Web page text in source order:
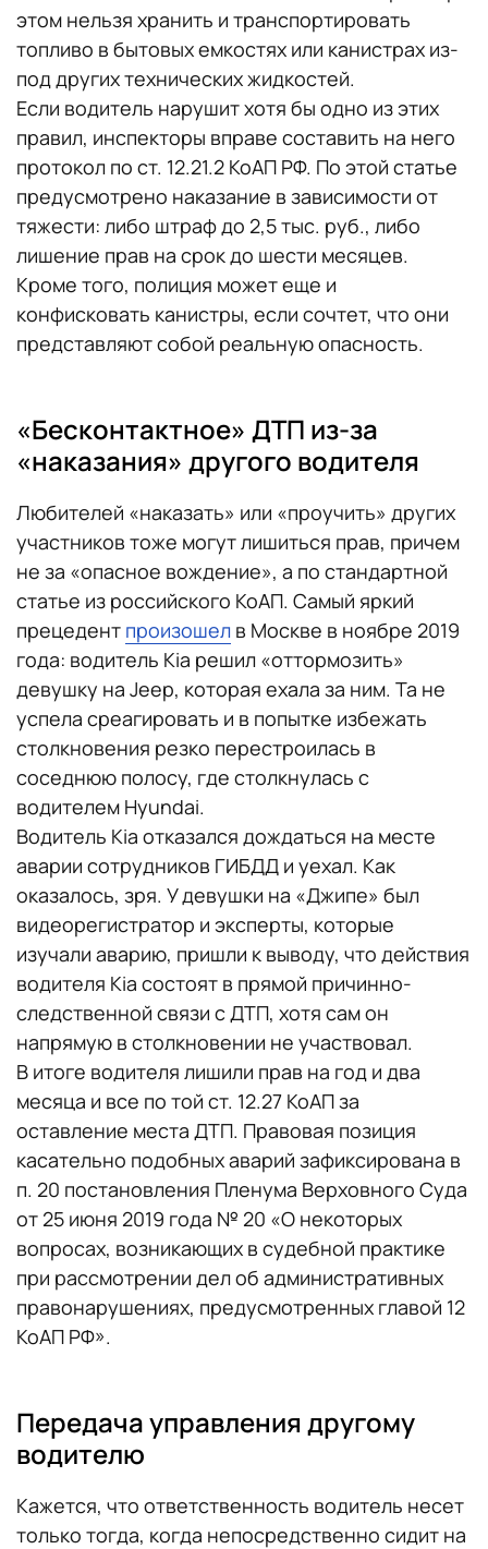
этом нельзя хранить и транспортировать
топливо в бытовых емкостях или канистрах из-
под других технических жидкостей.
Если водитель нарушит хотя бы одно из этих
правил, инспекторы вправе составить на него
протокол по ст. 12.21.2 КоАП РФ. По этой статье
предусмотрено наказание в зависимости от
тяжести: либо штраф до 2,5 тыс. руб., либо
лишение прав на срок до шести месяцев.
Кроме того, полиция может еще и
конфисковать канистры, если сочтет, что они
представляют собой реальную опасность.
«Бесконтактное» ДТП из-за
«наказания» другого водителя
Любителей «наказать» или «проучить» других
участников тоже могут лишиться прав, причем
не за «опасное вождение», а по стандартной
статье из российского КоАП. Самый яркий
прецедент произошел в Москве в ноябре 2019
года: водитель Kia решил «оттормозить»
девушку на Jeep, которая ехала за ним. Та не
успела среагировать и в попытке избежать
столкновения резко перестроилась в
соседнюю полосу, где столкнулась с
водителем Hyundai.
Водитель Kia отказался дождаться на месте
аварии сотрудников ГИБДД и уехал. Как
оказалось, зря. У девушки на «Джипе» был
видеорегистратор и эксперты, которые
изучали аварию, пришли к выводу, что действия
водителя Kia состоят в прямой причинно-
следственной связи с ДТП, хотя сам он
напрямую в столкновении не участвовал.
В итоге водителя лишили прав на год и два
месяца и все по той ст. 12.27 КоАП за
оставление места ДТП. Правовая позиция
касательно подобных аварий зафиксирована в
п. 20 постановления Пленума Верховного Суда
от 25 июня 2019 года № 20 «О некоторых
вопросах, возникающих в судебной практике
при рассмотрении дел об административных
правонарушениях, предусмотренных главой 12
КоАП РФ».
Передача управления другому
водителю
Кажется, что ответственность водитель несет
только тогда, когда непосредственно сидит на